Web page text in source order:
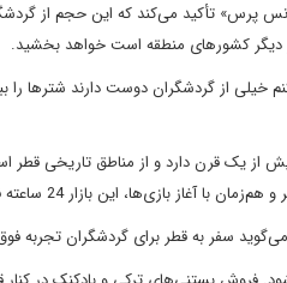
پرس» تأکید می‌کند که این حجم از
کشورهای منطقه است خواهد بخشید.
خیلی از گردشگران دوست دارند شترها
بازی‌ها، این بازار 24 ساعته فعال باشد.